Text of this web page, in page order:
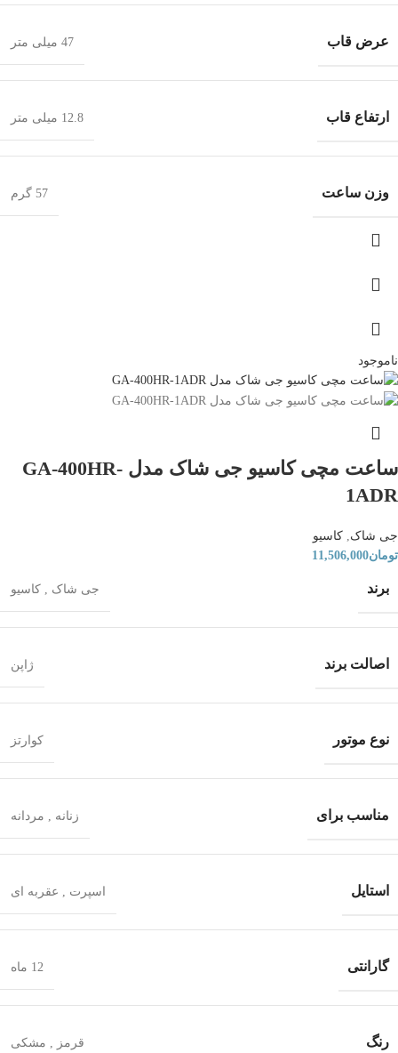
عرض قاب 47 میلی متر
ارتفاع قاب 12.8 میلی متر
وزن ساعت 57 گرم
ناموجود
ساعت مچی کاسیو جی شاک مدل GA-400HR-
1ADR
جی شاک, کاسیو
تومان11,506,000
برند جی شاک , کاسیو
اصالت برند ژاپن
نوع موتور کوارتز
مناسب برای زنانه , مردانه
استایل اسپرت , عقربه ای
گارانتی 12 ماه
رنگ قرمز , مشکی